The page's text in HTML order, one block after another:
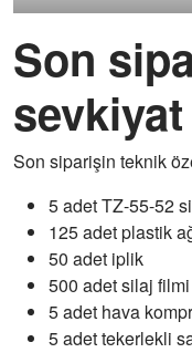
Son
sevkiyat
Son siparişin teknik
5 adet TZ-55-52
125 adet plastik
50 adet iplik
500 adet silaj filmi
5 adet hava
5 adet tekerlekli